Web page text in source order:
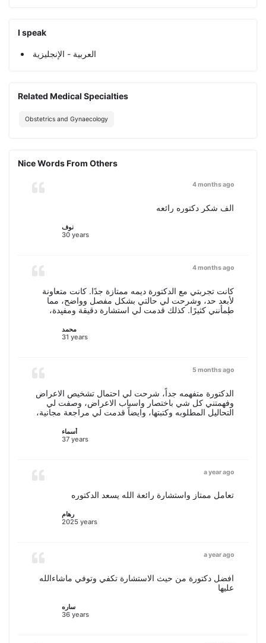
I speak
العربية - الإنجليزية
Related Medical Specialties
Obstetrics and Gynaecology
Nice Words From Others
4 months ago
الف شكر دكتوره رائعه
نوف
30 years
4 months ago
كانت تجربتي مع الدكتورة ديمه ممتازة جدًا. كانت متعاونة
لأبعد حد، وشرحت لي حالتي بشكل مفصل وواضح، مما
طمأنني كثيرًا. كذلك قدمت لي استشارة دقيقة ومفيدة،
على أسلوبها الراقي واهتمامها بالمريض، وأنصح بالتعامل
محمد
31 years
5 months ago
الدكتورة متفهمه جداً، شرحت لي احتمال تشخيص الاعراض
وفهمتني كل شي باختصار واسباب الاعراض، وصفت لي
التحاليل المطلوبه وكتبتها، وايضاً قدمت لي مراجعة مجانية،
أسماء
37 years
a year ago
تعامل ممتاز واستشارة رائعة الله يسعد الدكتوره
رهام
2025 years
a year ago
افضل دكتورة من حيث الاستشارة تكفي وتوفي ماشاءالله
عليها
ساره
36 years